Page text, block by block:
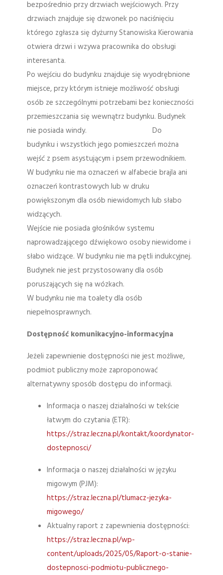
bezpośrednio przy drzwiach wejściowych. Przy
drzwiach znajduje się dzwonek po naciśnięciu
którego zgłasza się dyżurny Stanowiska Kierowania
otwiera drzwi i wzywa pracownika do obsługi
interesanta.
Po wejściu do budynku znajduje się wyodrębnione
miejsce, przy którym istnieje możliwość obsługi
osób ze szczególnymi potrzebami bez konieczności
przemieszczania się wewnątrz budynku. Budynek
nie posiada windy. Do
budynku i wszystkich jego pomieszczeń można
wejść z psem asystującym i psem przewodnikiem.
W budynku nie ma oznaczeń w alfabecie brajla ani
oznaczeń kontrastowych lub w druku
powiększonym dla osób niewidomych lub słabo
widzących.
Wejście nie posiada głośników systemu
naprowadzającego dźwiękowo osoby niewidome i
słabo widzące. W budynku nie ma pętli indukcyjnej.
Budynek nie jest przystosowany dla osób
poruszających się na wózkach.
W budynku nie ma toalety dla osób
niepełnosprawnych.
Dostępność komunikacyjno-informacyjna
Jeżeli zapewnienie dostępności nie jest możliwe,
podmiot publiczny może zaproponować
alternatywny sposób dostępu do informacji.
Informacja o naszej działalności w tekście
łatwym do czytania (ETR):
https://straz.leczna.pl/kontakt/koordynator-
dostepnosci/
Informacja o naszej działalności w języku
migowym (PJM):
https://straz.leczna.pl/tlumacz-jezyka-
migowego/
Aktualny raport z zapewnienia dostępności:
https://straz.leczna.pl/wp-
content/uploads/2025/05/Raport-o-stanie-
dostepnosci-podmiotu-publicznego-